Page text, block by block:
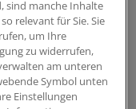
Paeger. An
nichts, dass die
profitiert hat.
sind manche Inhalte
relevant für Sie. Sie
um Ihre
zu widerrufen,
am unteren
Symbol unten
Einstellungen